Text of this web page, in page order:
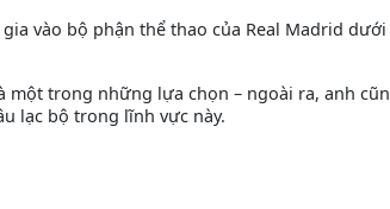
vào bộ phận thể thao của Real Madrid
một trong những lựa chọn – ngoài ra, anh
lạc bộ trong lĩnh vực này.